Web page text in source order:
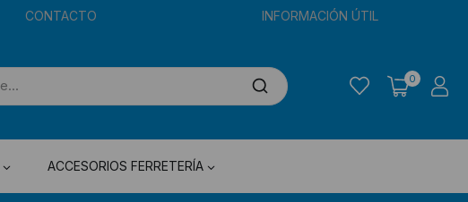
CONTACTO INFORMACIÓN ÚTIL
0
ACCESORIOS FERRETERÍA